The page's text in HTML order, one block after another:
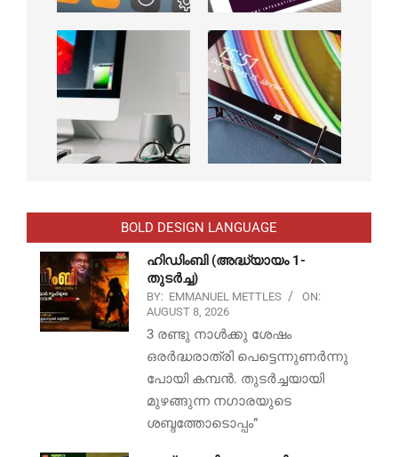
BOLD DESIGN LANGUAGE
ഹിഡിംബി (അദ്ധ്യായം 1-
തുടർച്ച)
BY: EMMANUEL METTLES
ON:
AUGUST 8, 2026
3 രണ്ടു നാൾക്കു ശേഷം
ഒരർദ്ധരാത്രി പെട്ടെന്നുണർന്നു
പോയി കമ്പൻ. തുടർച്ചയായി
മുഴങ്ങുന്ന നഗാരയുടെ
ശബ്ദത്തോടൊപ്പം”